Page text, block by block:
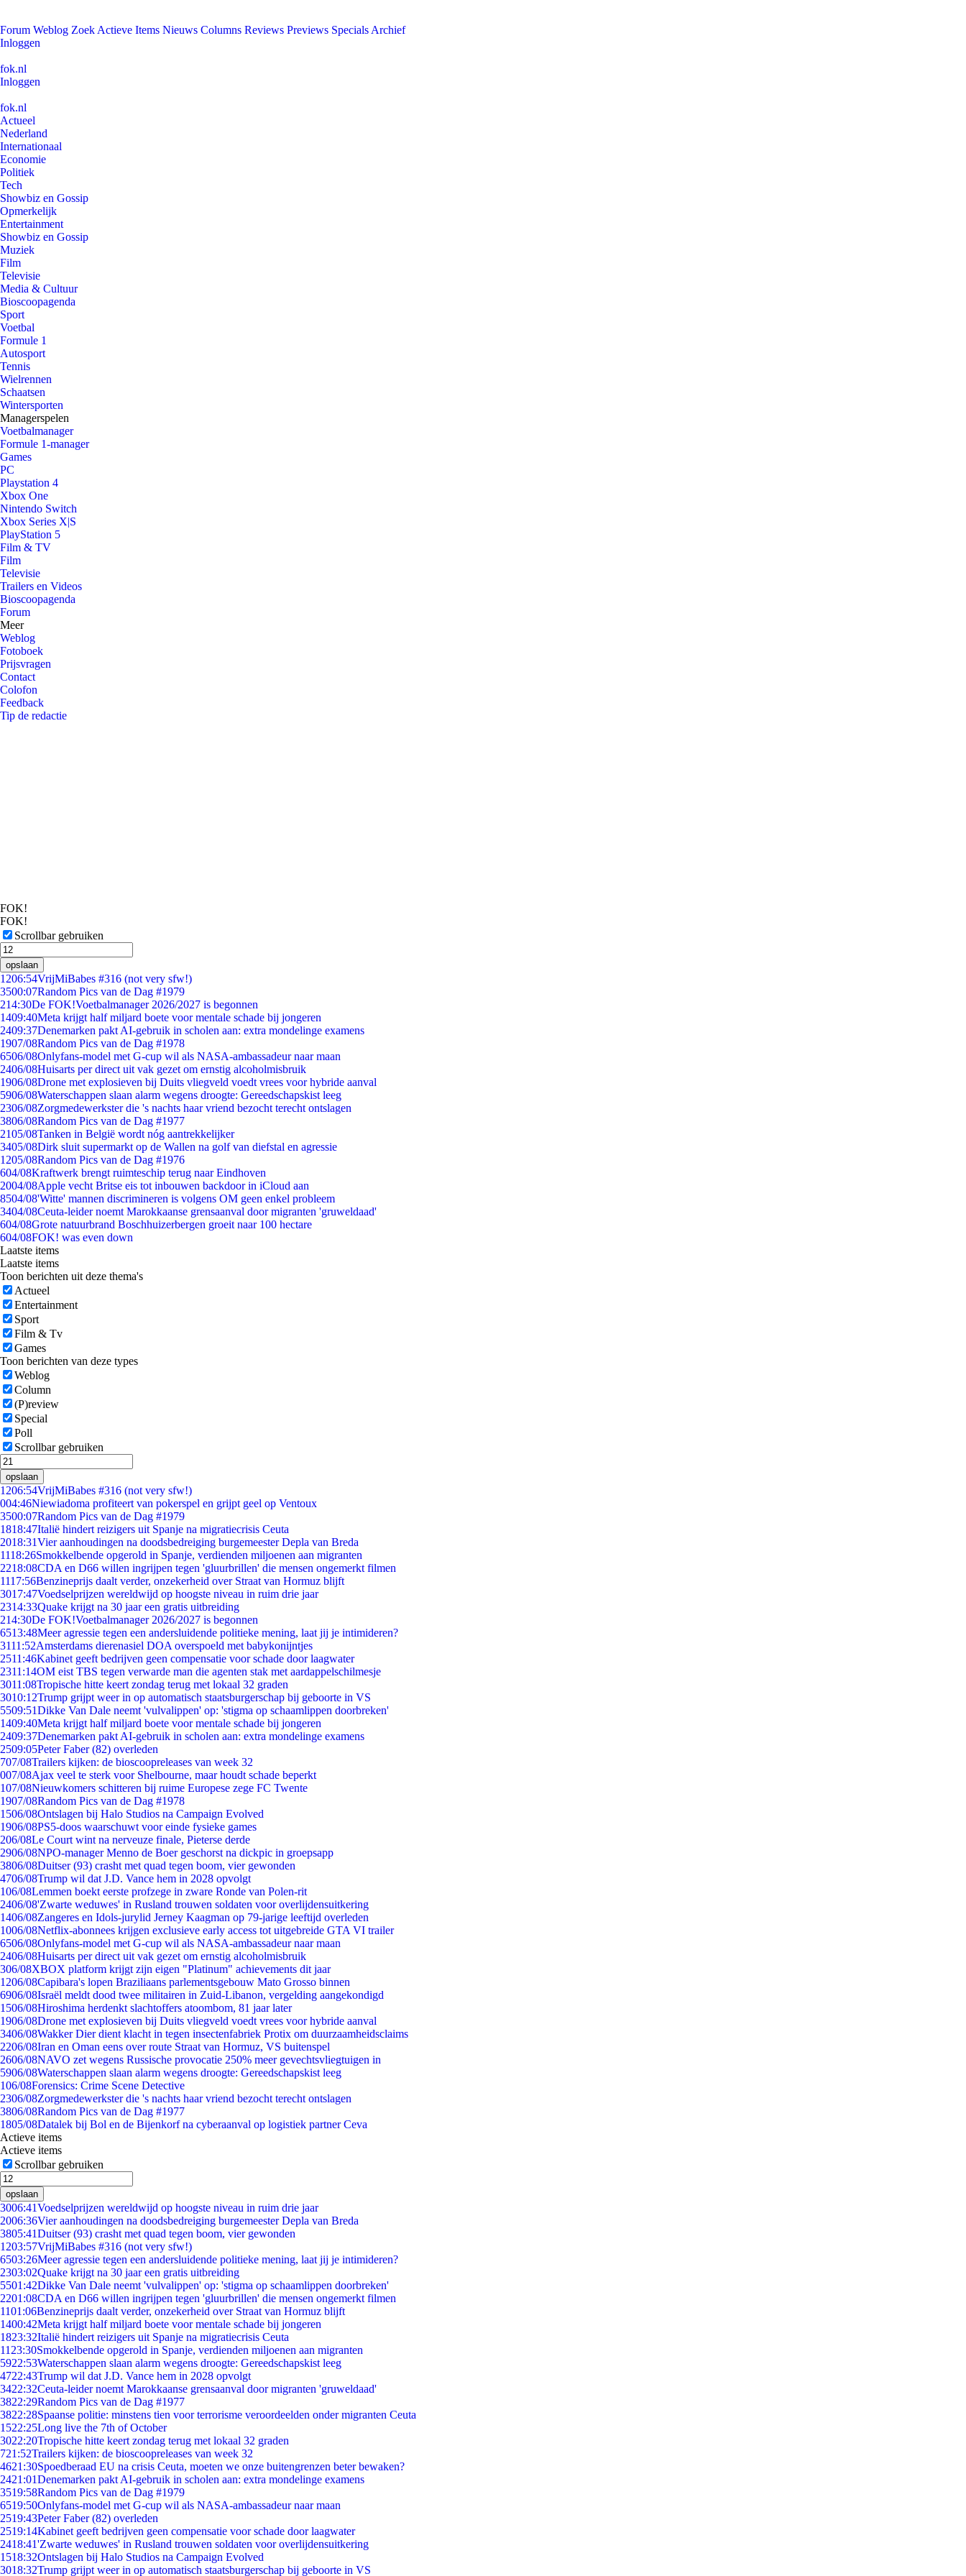
Forum Weblog Zoek Actieve Items Nieuws Columns Reviews Previews Specials Archief
Inloggen
fok.nl
Inloggen
fok.nl
Actueel
Nederland
Internationaal
Economie
Politiek
Tech
Showbiz en Gossip
Opmerkelijk
Entertainment
Showbiz en Gossip
Muziek
Film
Televisie
Media & Cultuur
Bioscoopagenda
Sport
Voetbal
Formule 1
Autosport
Tennis
Wielrennen
Schaatsen
Wintersporten
Managerspelen
Voetbalmanager
Formule 1-manager
Games
PC
Playstation 4
Xbox One
Nintendo Switch
Xbox Series X|S
PlayStation 5
Film & TV
Film
Televisie
Trailers en Videos
Bioscoopagenda
Forum
Meer
Weblog
Fotoboek
Prijsvragen
Contact
Colofon
Feedback
Tip de redactie
FOK!
FOK!
Scrollbar gebruiken
opslaan
1206:54VrijMiBabes #316 (not very sfw!)
3500:07Random Pics van de Dag #1979
214:30De FOK!Voetbalmanager 2026/2027 is begonnen
1409:40Meta krijgt half miljard boete voor mentale schade bij jongeren
2409:37Denemarken pakt AI-gebruik in scholen aan: extra mondelinge examens
1907/08Random Pics van de Dag #1978
6506/08Onlyfans-model met G-cup wil als NASA-ambassadeur naar maan
2406/08Huisarts per direct uit vak gezet om ernstig alcoholmisbruik
1906/08Drone met explosieven bij Duits vliegveld voedt vrees voor hybride aanval
5906/08Waterschappen slaan alarm wegens droogte: Gereedschapskist leeg
2306/08Zorgmedewerkster die 's nachts haar vriend bezocht terecht ontslagen
3806/08Random Pics van de Dag #1977
2105/08Tanken in België wordt nóg aantrekkelijker
3405/08Dirk sluit supermarkt op de Wallen na golf van diefstal en agressie
1205/08Random Pics van de Dag #1976
604/08Kraftwerk brengt ruimteschip terug naar Eindhoven
2004/08Apple vecht Britse eis tot inbouwen backdoor in iCloud aan
8504/08'Witte' mannen discrimineren is volgens OM geen enkel probleem
3404/08Ceuta-leider noemt Marokkaanse grensaanval door migranten 'gruweldaad'
604/08Grote natuurbrand Boschhuizerbergen groeit naar 100 hectare
604/08FOK! was even down
Laatste items
Laatste items
Toon berichten uit deze thema's
Actueel
Entertainment
Sport
Film & Tv
Games
Toon berichten van deze types
Weblog
Column
(P)review
Special
Poll
Scrollbar gebruiken
opslaan
1206:54VrijMiBabes #316 (not very sfw!)
004:46Niewiadoma profiteert van pokerspel en grijpt geel op Ventoux
3500:07Random Pics van de Dag #1979
1818:47Italië hindert reizigers uit Spanje na migratiecrisis Ceuta
2018:31Vier aanhoudingen na doodsbedreiging burgemeester Depla van Breda
1118:26Smokkelbende opgerold in Spanje, verdienden miljoenen aan migranten
2218:08CDA en D66 willen ingrijpen tegen 'gluurbrillen' die mensen ongemerkt filmen
1117:56Benzineprijs daalt verder, onzekerheid over Straat van Hormuz blijft
3017:47Voedselprijzen wereldwijd op hoogste niveau in ruim drie jaar
2314:33Quake krijgt na 30 jaar een gratis uitbreiding
214:30De FOK!Voetbalmanager 2026/2027 is begonnen
6513:48Meer agressie tegen een andersluidende politieke mening, laat jij je intimideren?
3111:52Amsterdams dierenasiel DOA overspoeld met babykonijntjes
2511:46Kabinet geeft bedrijven geen compensatie voor schade door laagwater
2311:14OM eist TBS tegen verwarde man die agenten stak met aardappelschilmesje
3011:08Tropische hitte keert zondag terug met lokaal 32 graden
3010:12Trump grijpt weer in op automatisch staatsburgerschap bij geboorte in VS
5509:51Dikke Van Dale neemt 'vulvalippen' op: 'stigma op schaamlippen doorbreken'
1409:40Meta krijgt half miljard boete voor mentale schade bij jongeren
2409:37Denemarken pakt AI-gebruik in scholen aan: extra mondelinge examens
2509:05Peter Faber (82) overleden
707/08Trailers kijken: de bioscoopreleases van week 32
007/08Ajax veel te sterk voor Shelbourne, maar houdt schade beperkt
107/08Nieuwkomers schitteren bij ruime Europese zege FC Twente
1907/08Random Pics van de Dag #1978
1506/08Ontslagen bij Halo Studios na Campaign Evolved
1906/08PS5-doos waarschuwt voor einde fysieke games
206/08Le Court wint na nerveuze finale, Pieterse derde
2906/08NPO-manager Menno de Boer geschorst na dickpic in groepsapp
3806/08Duitser (93) crasht met quad tegen boom, vier gewonden
4706/08Trump wil dat J.D. Vance hem in 2028 opvolgt
106/08Lemmen boekt eerste profzege in zware Ronde van Polen-rit
2406/08'Zwarte weduwes' in Rusland trouwen soldaten voor overlijdensuitkering
1406/08Zangeres en Idols-jurylid Jerney Kaagman op 79-jarige leeftijd overleden
1006/08Netflix-abonnees krijgen exclusieve early access tot uitgebreide GTA VI trailer
6506/08Onlyfans-model met G-cup wil als NASA-ambassadeur naar maan
2406/08Huisarts per direct uit vak gezet om ernstig alcoholmisbruik
306/08XBOX platform krijgt zijn eigen "Platinum" achievements dit jaar
1206/08Capibara's lopen Braziliaans parlementsgebouw Mato Grosso binnen
6906/08Israël meldt dood twee militairen in Zuid-Libanon, vergelding aangekondigd
1506/08Hiroshima herdenkt slachtoffers atoombom, 81 jaar later
1906/08Drone met explosieven bij Duits vliegveld voedt vrees voor hybride aanval
3406/08Wakker Dier dient klacht in tegen insectenfabriek Protix om duurzaamheidsclaims
2206/08Iran en Oman eens over route Straat van Hormuz, VS buitenspel
2606/08NAVO zet wegens Russische provocatie 250% meer gevechtsvliegtuigen in
5906/08Waterschappen slaan alarm wegens droogte: Gereedschapskist leeg
106/08Forensics: Crime Scene Detective
2306/08Zorgmedewerkster die 's nachts haar vriend bezocht terecht ontslagen
3806/08Random Pics van de Dag #1977
1805/08Datalek bij Bol en de Bijenkorf na cyberaanval op logistiek partner Ceva
Actieve items
Actieve items
Scrollbar gebruiken
opslaan
3006:41Voedselprijzen wereldwijd op hoogste niveau in ruim drie jaar
2006:36Vier aanhoudingen na doodsbedreiging burgemeester Depla van Breda
3805:41Duitser (93) crasht met quad tegen boom, vier gewonden
1203:57VrijMiBabes #316 (not very sfw!)
6503:26Meer agressie tegen een andersluidende politieke mening, laat jij je intimideren?
2303:02Quake krijgt na 30 jaar een gratis uitbreiding
5501:42Dikke Van Dale neemt 'vulvalippen' op: 'stigma op schaamlippen doorbreken'
2201:08CDA en D66 willen ingrijpen tegen 'gluurbrillen' die mensen ongemerkt filmen
1101:06Benzineprijs daalt verder, onzekerheid over Straat van Hormuz blijft
1400:42Meta krijgt half miljard boete voor mentale schade bij jongeren
1823:32Italië hindert reizigers uit Spanje na migratiecrisis Ceuta
11 23:30Smokkelbende opgerold in Spanje, verdienden miljoenen aan migranten
5922:53Waterschappen slaan alarm wegens droogte: Gereedschapskist leeg
4722:43Trump wil dat J.D. Vance hem in 2028 opvolgt
3422:32Ceuta-leider noemt Marokkaanse grensaanval door migranten 'gruweldaad'
3822:29Random Pics van de Dag #1977
3822:28Spaanse politie: minstens tien voor terrorisme veroordeelden onder migranten Ceuta
1522:25Long live the 7th of October
3022:20Tropische hitte keert zondag terug met lokaal 32 graden
721:52Trailers kijken: de bioscoopreleases van week 32
4621:30Spoedberaad EU na crisis Ceuta, moeten we onze buitengrenzen beter bewaken?
2421:01Denemarken pakt AI-gebruik in scholen aan: extra mondelinge examens
3519:58Random Pics van de Dag #1979
6519:50Onlyfans-model met G-cup wil als NASA-ambassadeur naar maan
2519:43Peter Faber (82) overleden
2519:14Kabinet geeft bedrijven geen compensatie voor schade door laagwater
2418:41'Zwarte weduwes' in Rusland trouwen soldaten voor overlijdensuitkering
1518:32Ontslagen bij Halo Studios na Campaign Evolved
3018:32Trump grijpt weer in op automatisch staatsburgerschap bij geboorte in VS